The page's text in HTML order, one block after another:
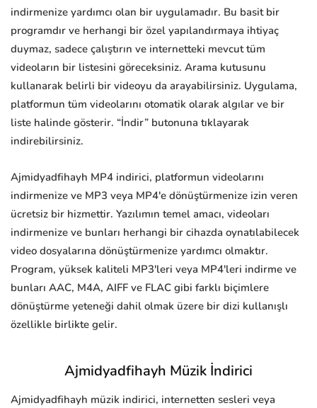
indirmenize yardımcı olan bir uygulamadır. Bu basit bir
programdır ve herhangi bir özel yapılandırmaya ihtiyaç
duymaz, sadece çalıştırın ve internetteki mevcut tüm
videoların bir listesini göreceksiniz. Arama kutusunu
kullanarak belirli bir videoyu da arayabilirsiniz. Uygulama,
platformun tüm videolarını otomatik olarak algılar ve bir
liste halinde gösterir. “İndir” butonuna tıklayarak
indirebilirsiniz.
Ajmidyadfihayh MP4 indirici, platformun videolarını
indirmenize ve MP3 veya MP4'e dönüştürmenize izin veren
ücretsiz bir hizmettir. Yazılımın temel amacı, videoları
indirmenize ve bunları herhangi bir cihazda oynatılabilecek
video dosyalarına dönüştürmenize yardımcı olmaktır.
Program, yüksek kaliteli MP3'leri veya MP4'leri indirme ve
bunları AAC, M4A, AIFF ve FLAC gibi farklı biçimlere
dönüştürme yeteneği dahil olmak üzere bir dizi kullanışlı
özellikle birlikte gelir.
Ajmidyadfihayh Müzik İndirici
Ajmidyadfihayh müzik indirici, internetten sesleri veya